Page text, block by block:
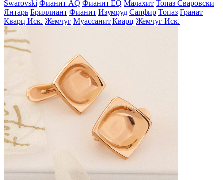
Swarovski Фианит AQ Фианит EQ Малахит Топаз Сваровски
Янтарь Бриллиант Фианит Изумруд Сапфир Топаз Гранат
Кварц Иск. Жемчуг Муассанит Кварц Жемчуг Иск.